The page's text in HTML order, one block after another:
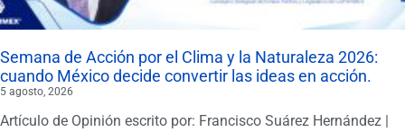
Semana de Acción por el Clima y la Naturaleza 2026:
cuando México decide convertir las ideas en acción.
5 agosto, 2026
Artículo de Opinión escrito por: Francisco Suárez Hernández |